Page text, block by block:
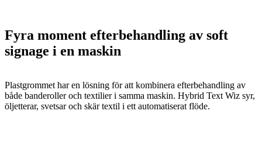
Fyra moment efterbehandling av soft
signage i en maskin
Plastgrommet har en lösning för att kombinera efterbehandling av
både banderoller och textilier i samma maskin. Hybrid Text Wiz syr,
öljetterar, svetsar och skär textil i ett automatiserat flöde.